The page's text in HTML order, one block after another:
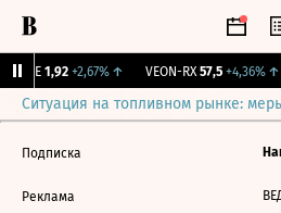
1,92 +2,67%↑ VEON-RX 57,5 +4,36%↑
Ситуация на топливном рынке:
Подписка
Реклама